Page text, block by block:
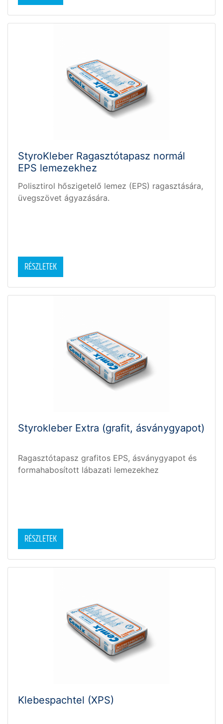
vakolatára vagy akár betonfalára, mennyezetére
“pillanatragasztója”, amellyel csodás és letisztult
eredményt lehet elérni a munka végeztével.
StyroKleber Ragasztótapasz normál
EPS lemezekhez
Polisztirol hőszigetelő lemez (EPS) ragasztására,
üvegszövet ágyazására.
RÉSZLETEK
Styrokleber Extra (grafit, ásványgyapot)
Ragasztótapasz grafitos EPS, ásványgyapot és
formahabosított lábazati lemezekhez
RÉSZLETEK
Klebespachtel (XPS)